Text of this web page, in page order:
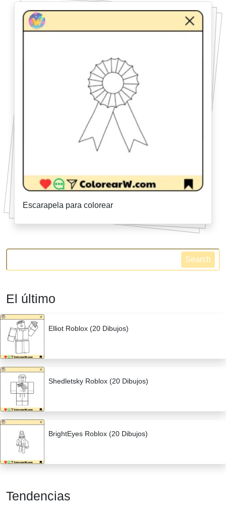
Escarapela para colorear
Search
El último
Elliot Roblox (20 Dibujos)
Shedletsky Roblox (20 Dibujos)
BrightEyes Roblox (20 Dibujos)
Tendencias